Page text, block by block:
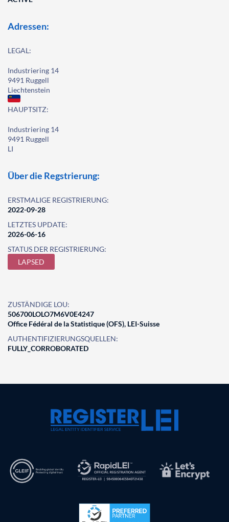
Adressen:
LEGAL:
Industriering 14
9491 Ruggell
Liechtenstein
HAUPTSITZ:
Industriering 14
9491 Ruggell
LI
Über die Regstrierung:
ERSTMALIGE REGISTRIERUNG:
2022-09-28
LETZTES UPDATE:
2026-06-16
STATUS DER REGISTRIERUNG:
LAPSED
ZUSTÄNDIGE LOU:
506700LOLO7M6V0E4247
Office Fédéral de la Statistique (OFS), LEI-Suisse
AUTHENTIFIZIERUNGSQUELLEN:
FULLY_CORROBORATED